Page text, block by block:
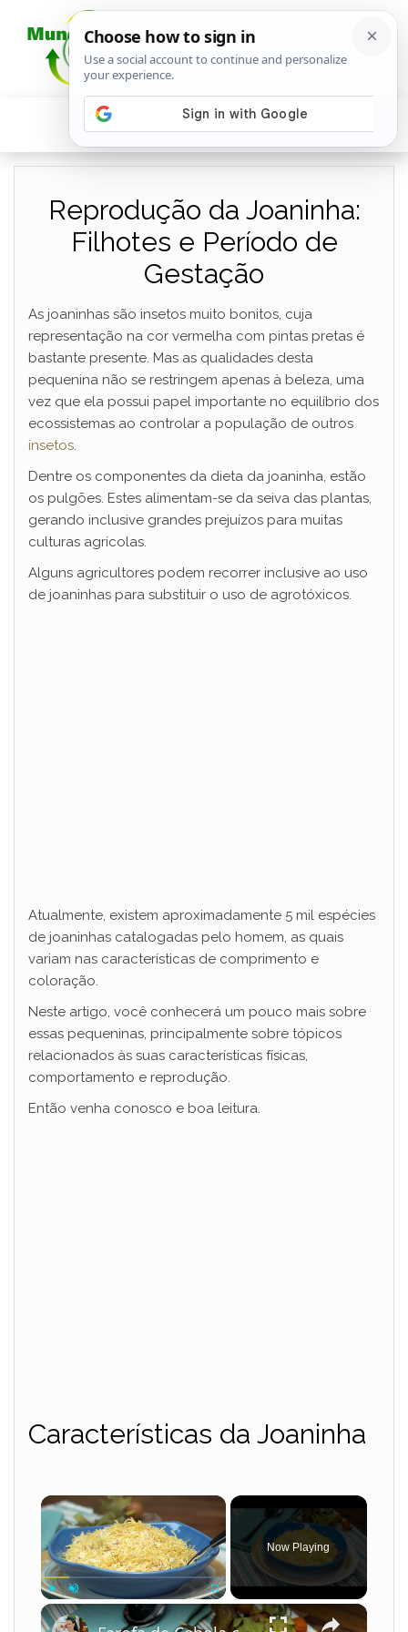
Reprodução da Joaninha:
Filhotes e Período de
Gestação
As joaninhas são insetos muito bonitos, cuja
representação na cor vermelha com pintas pretas é
bastante presente. Mas as qualidades desta
pequenina não se restringem apenas à beleza, uma
vez que ela possui papel importante no equilíbrio dos
ecossistemas ao controlar a população de outros
insetos.
Dentre os componentes da dieta da joaninha, estão
os pulgões. Estes alimentam-se da seiva das plantas,
gerando inclusive grandes prejuízos para muitas
culturas agrícolas.
Alguns agricultores podem recorrer inclusive ao uso
de joaninhas para substituir o uso de agrotóxicos.
Atualmente, existem aproximadamente 5 mil espécies
de joaninhas catalogadas pelo homem, as quais
variam nas características de comprimento e
coloração.
Neste artigo, você conhecerá um pouco mais sobre
essas pequeninas, principalmente sobre tópicos
relacionados às suas características físicas,
comportamento e reprodução.
Então venha conosco e boa leitura.
Características da Joaninha
×
Play Unmute
Now Playing
×